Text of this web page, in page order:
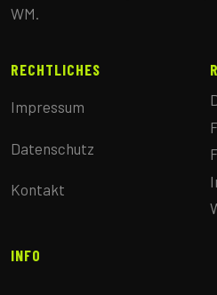
WM.
RECHTLICHES
Impressum
Datenschutz
Kontakt
INFO